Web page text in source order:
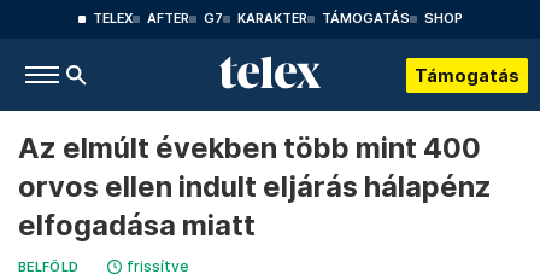
TELEX AFTER G7 KARAKTER TÁMOGATÁS SHOP
Támogatás
Az elmúlt években több mint 400
orvos ellen indult eljárás hálapénz
elfogadása miatt
BELFÖLD frissítve